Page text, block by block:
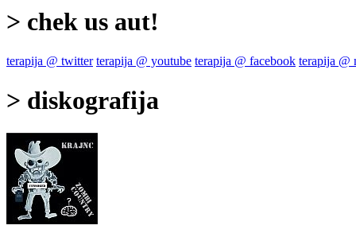
> chek us aut!
terapija @ twitter terapija @ youtube terapija @ facebook terapija @
> diskografija